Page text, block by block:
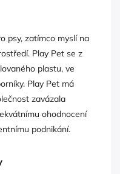
psy, zatímco myslí na
Play Pet se z
plastu, ve
Play Pet má
zavázala
ohodnocení
podnikání.